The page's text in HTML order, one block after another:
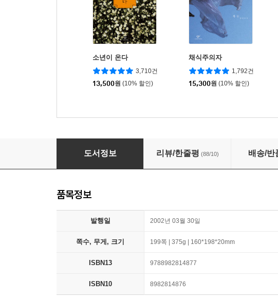
소년이 온다
3,710건
13,500원 (10% 할인)
채식주의자
1,792건
15,300원 (10% 할인)
벽으로 드나드는 남자
도서정보 리뷰/한줄평 (88/10) 배송/반
품목정보
발행일 2002년 03월 30일
쪽수, 무게, 크기 199쪽 | 375g | 160*198*20mm
ISBN13 9788982814877
ISBN10 8982814876